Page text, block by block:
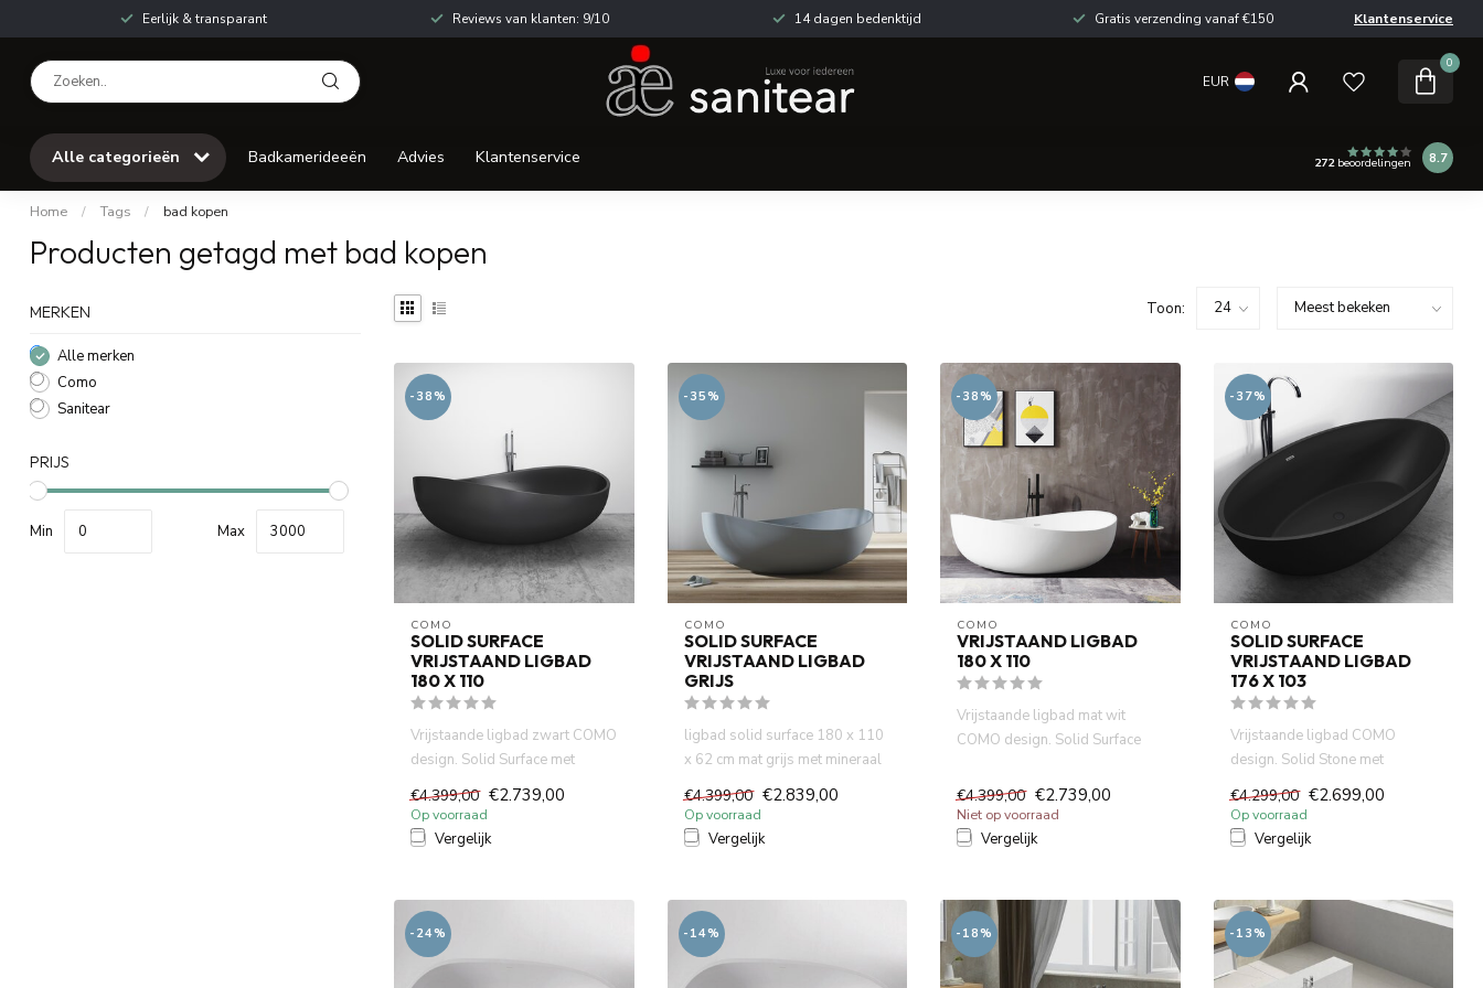
Eerlijk & transparant Reviews van klanten: 9/10 14 dagen bedenktijd Gratis verzending vanaf €150 Klantenservice
EUR
0
Alle categorieën Badkamerideeën Advies Klantenservice 272beoordelingen 8.7
Home / Tags / bad kopen
Producten getagd met bad kopen
MERKEN
Alle merken
Como
Sanitear
PRIJS
Min Max
Toon:
-38%
COMO
SOLID SURFACE
VRIJSTAAND LIGBAD
180 X 110
Vrijstaande ligbad zwart COMO
design. Solid Surface met
€4.399,00 €2.739,00
Op voorraad
Vergelijk
-35%
COMO
SOLID SURFACE
VRIJSTAAND LIGBAD
GRIJS
ligbad solid surface 180 x 110
x 62 cm mat grijs met mineraal
€4.399,00 €2.839,00
Op voorraad
Vergelijk
-38%
COMO
VRIJSTAAND LIGBAD
180 X 110
Vrijstaande ligbad mat wit
COMO design. Solid Surface
€4.399,00 €2.739,00
Niet op voorraad
Vergelijk
-37%
COMO
SOLID SURFACE
VRIJSTAAND LIGBAD
176 X 103
Vrijstaande ligbad COMO
design. Solid Stone met
,Puu...
€4.299,00 €2.699,00
Op voorraad
Vergelijk
-24% -14% -18% -13%